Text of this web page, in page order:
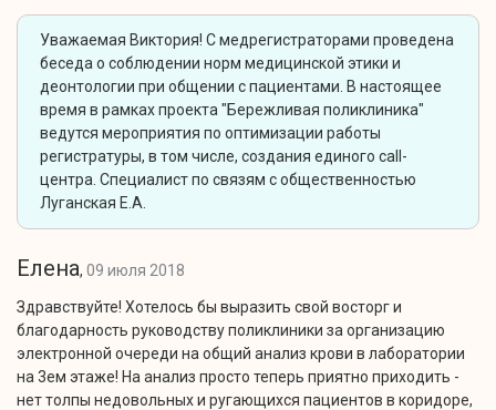
Уважаемая Виктория! С медрегистраторами проведена
беседа о соблюдении норм медицинской этики и
деонтологии при общении с пациентами. В настоящее
время в рамках проекта "Бережливая поликлиника"
ведутся мероприятия по оптимизации работы
регистратуры, в том числе, создания единого call-
центра. Специалист по связям с общественностью
Луганская Е.А.
Елена, 09 июля 2018
Здравствуйте! Хотелось бы выразить свой восторг и
благодарность руководству поликлиники за организацию
электронной очереди на общий анализ крови в лаборатории
на 3ем этаже! На анализ просто теперь приятно приходить -
нет толпы недовольных и ругающихся пациентов в коридоре,